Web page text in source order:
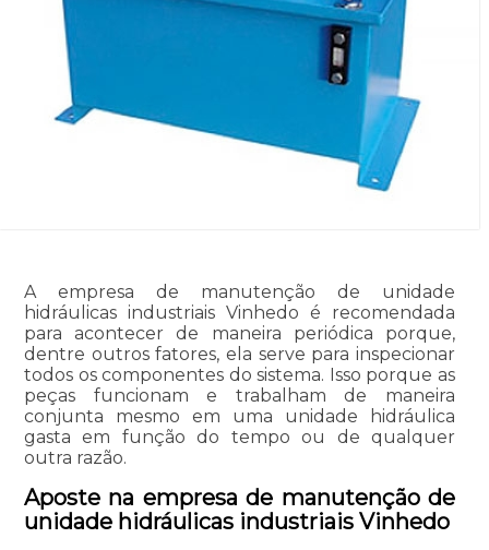
A empresa de manutenção de unidade
hidráulicas industriais Vinhedo é recomendada
para acontecer de maneira periódica porque,
dentre outros fatores, ela serve para inspecionar
todos os componentes do sistema. Isso porque as
peças funcionam e trabalham de maneira
conjunta mesmo em uma unidade hidráulica
gasta em função do tempo ou de qualquer
outra razão.
Aposte na empresa de manutenção de
unidade hidráulicas industriais Vinhedo